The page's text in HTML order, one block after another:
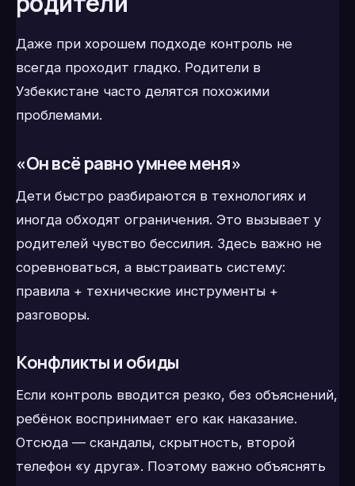
Даже при хорошем подходе контроль не
всегда проходит гладко. Родители в
Узбекистане часто делятся похожими
проблемами.
«Он всё равно умнее меня»
Дети быстро разбираются в технологиях и
иногда обходят ограничения. Это вызывает у
родителей чувство бессилия. Здесь важно не
соревноваться, а выстраивать систему:
правила + технические инструменты +
разговоры.
Конфликты и обиды
Если контроль вводится резко, без объяснений,
ребёнок воспринимает его как наказание.
Отсюда — скандалы, скрытность, второй
телефон «у друга». Поэтому важно объяснять